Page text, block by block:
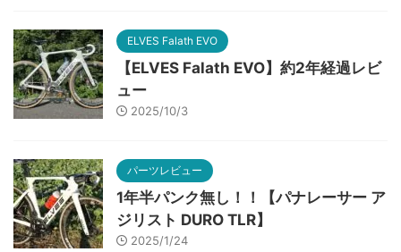
ELVES Falath EVO
【ELVES Falath EVO】約2年経過レビ
ュー
2025/10/3
パーツレビュー
1年半パンク無し！！【パナレーサー ア
ジリスト DURO TLR】
2025/1/24